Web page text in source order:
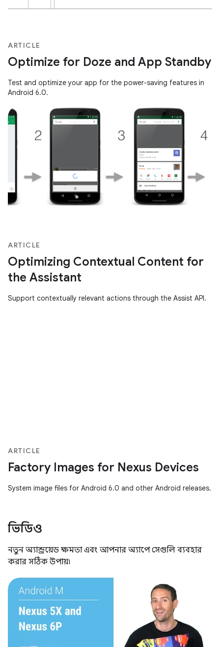
ARTICLE
Optimize for Doze and App Standby
Test and optimize your app for the power-saving features in
Android 6.0.
ARTICLE
Optimizing Contextual Content for
the Assistant
Support contextually relevant actions through the Assist API.
ARTICLE
Factory Images for Nexus Devices
System image files for Android 6.0 and other Android releases.
ভিডিও
নতুন অ্যান্ড্রয়েড ক্ষমতা এবং আপনার অ্যাপে সেগুলি ব্যবহার
করার সঠিক উপায়৷